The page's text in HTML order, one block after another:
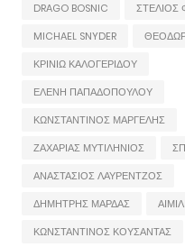
DRAGO BOSNIC
ΣΤΕΛΙΟΣ
MICHAEL SNYDER
ΚΡΙΝΙΩ ΚΑΛΟΓΕΡΙΔΟΥ
ΕΛΕΝΗ ΠΑΠΑΔΟΠΟΥΛΟΥ
ΚΩΝΣΤΑΝΤΙΝΟΣ ΜΑΡΓΕΛΗΣ
ΖΑΧΑΡΙΑΣ ΜΥΤΙΛΗΝΙΟΣ
ΑΝΑΣΤΑΣΙΟΣ ΛΑΥΡΕΝΤΖΟΣ
ΔΗΜΗΤΡΗΣ ΜΑΡΔΑΣ
ΚΩΝΣΤΑΝΤΙΝΟΣ ΚΟΥΣΑΝΤΑΣ